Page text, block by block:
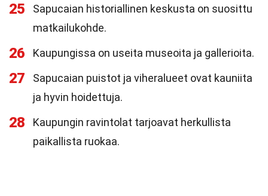
25
Sapucaian historiallinen keskusta on suosittu
matkailukohde.
26 Kaupungissa on useita museoita ja gallerioita.
27
Sapucaian puistot ja viheralueet ovat kauniita
ja hyvin hoidettuja.
28
Kaupungin ravintolat tarjoavat herkullista
paikallista ruokaa.